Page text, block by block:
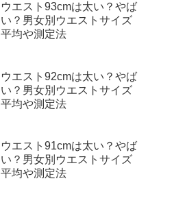
ウエスト93cmは太い？やば
い？男女別ウエストサイズ
平均や測定法
ウエスト92cmは太い？やば
い？男女別ウエストサイズ
平均や測定法
ウエスト91cmは太い？やば
い？男女別ウエストサイズ
平均や測定法